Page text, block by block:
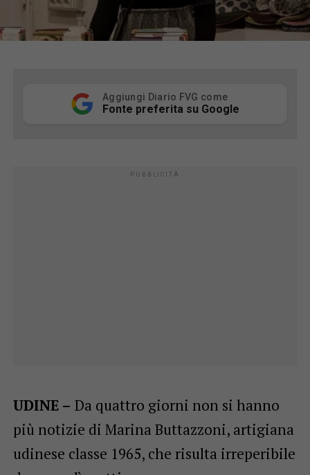
Aggiungi Diario FVG come
Fonte preferita su Google
UDINE – Da quattro giorni non si hanno
più notizie di Marina Buttazzoni, artigiana
udinese classe 1965, che risulta irreperibile